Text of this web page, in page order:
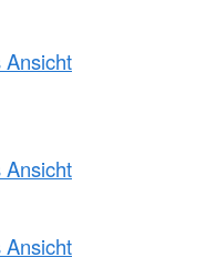
Ansicht
Ansicht
Ansicht